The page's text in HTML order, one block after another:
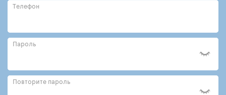
Телефон
Пароль
Повторите пароль